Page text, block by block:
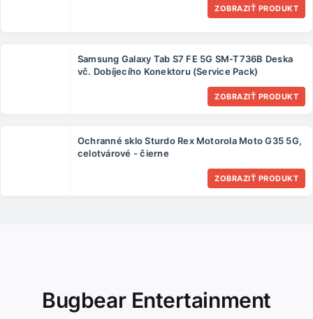
PORADŇA
O NÁS
ČLÁNKY
KONTAKT
ZOBRAZIŤ PRODUKT
Samsung Galaxy Tab S7 FE 5G SM-T736B Deska
vč. Dobíjecího Konektoru (Service Pack)
ZOBRAZIŤ PRODUKT
Ochranné sklo Sturdo Rex Motorola Moto G35 5G,
celotvárové - čierne
ZOBRAZIŤ PRODUKT
Bugbear Entertainment